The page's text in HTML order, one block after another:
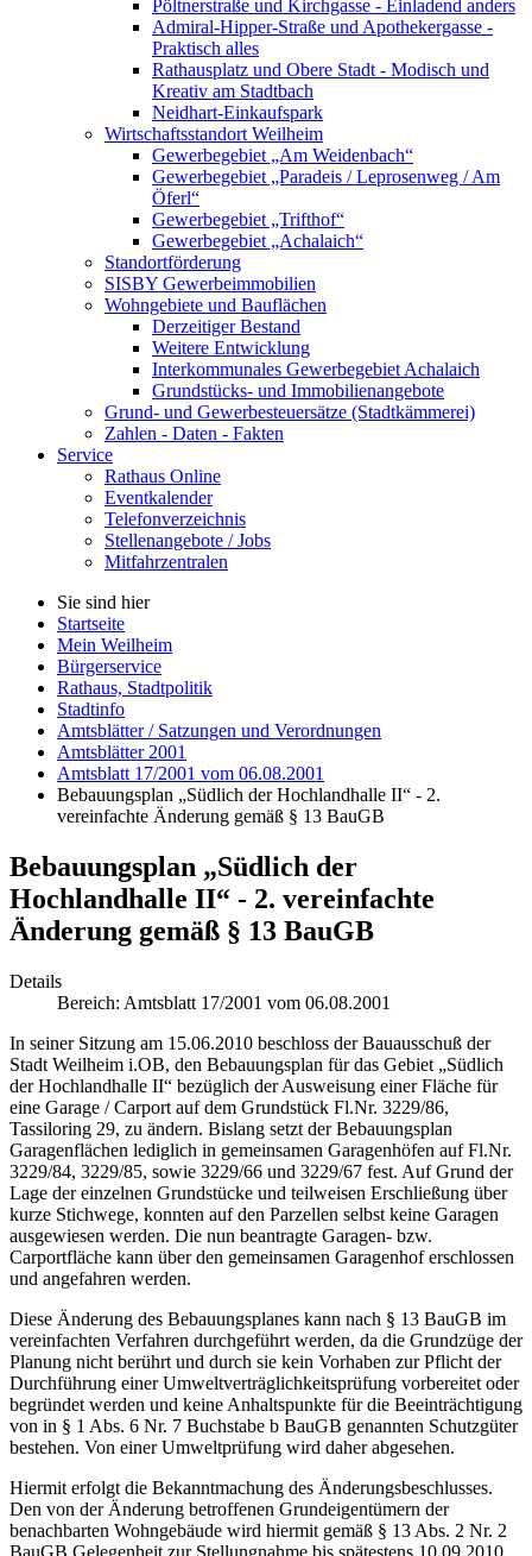
Pöltnerstraße und Kirchgasse - Einladend anders
Admiral-Hipper-Straße und Apothekergasse -
Praktisch alles
Rathausplatz und Obere Stadt - Modisch und
Kreativ am Stadtbach
Neidhart-Einkaufspark
Wirtschaftsstandort Weilheim
Gewerbegebiet „Am Weidenbach“
Gewerbegebiet „Paradeis / Leprosenweg / Am
Öferl“
Gewerbegebiet „Trifthof“
Gewerbegebiet „Achalaich“
Standortförderung
SISBY Gewerbeimmobilien
Wohngebiete und Bauflächen
Derzeitiger Bestand
Weitere Entwicklung
Interkommunales Gewerbegebiet Achalaich
Grundstücks- und Immobilienangebote
Grund- und Gewerbesteuersätze (Stadtkämmerei)
Zahlen - Daten - Fakten
Service
Rathaus Online
Eventkalender
Telefonverzeichnis
Stellenangebote / Jobs
Mitfahrzentralen
Sie sind hier
Startseite
Mein Weilheim
Bürgerservice
Rathaus, Stadtpolitik
Stadtinfo
Amtsblätter / Satzungen und Verordnungen
Amtsblätter 2001
Amtsblatt 17/2001 vom 06.08.2001
Bebauungsplan „Südlich der Hochlandhalle II“ - 2.
vereinfachte Änderung gemäß § 13 BauGB
Bebauungsplan „Südlich der
Hochlandhalle II“ - 2. vereinfachte
Änderung gemäß § 13 BauGB
Details
Bereich: Amtsblatt 17/2001 vom 06.08.2001
In seiner Sitzung am 15.06.2010 beschloss der Bauausschuß der
Stadt Weilheim i.OB, den Bebauungsplan für das Gebiet „Südlich
der Hochlandhalle II“ bezüglich der Ausweisung einer Fläche für
eine Garage / Carport auf dem Grundstück Fl.Nr. 3229/86,
Tassiloring 29, zu ändern. Bislang setzt der Bebauungsplan
Garagenflächen lediglich in gemeinsamen Garagenhöfen auf Fl.Nr.
3229/84, 3229/85, sowie 3229/66 und 3229/67 fest. Auf Grund der
Lage der einzelnen Grundstücke und teilweisen Erschließung über
kurze Stichwege, konnten auf den Parzellen selbst keine Garagen
ausgewiesen werden. Die nun beantragte Garagen- bzw.
Carportfläche kann über den gemeinsamen Garagenhof erschlossen
und angefahren werden.
Diese Änderung des Bebauungsplanes kann nach § 13 BauGB im
vereinfachten Verfahren durchgeführt werden, da die Grundzüge der
Planung nicht berührt und durch sie kein Vorhaben zur Pflicht der
Durchführung einer Umweltverträglichkeitsprüfung vorbereitet oder
begründet werden und keine Anhaltspunkte für die Beeinträchtigung
von in § 1 Abs. 6 Nr. 7 Buchstabe b BauGB genannten Schutzgüter
bestehen. Von einer Umweltprüfung wird daher abgesehen.
Hiermit erfolgt die Bekanntmachung des Änderungsbeschlusses.
Den von der Änderung betroffenen Grundeigentümern der
benachbarten Wohngebäude wird hiermit gemäß § 13 Abs. 2 Nr. 2
BauGB Gelegenheit zur Stellungnahme bis spätestens 10.09.2010